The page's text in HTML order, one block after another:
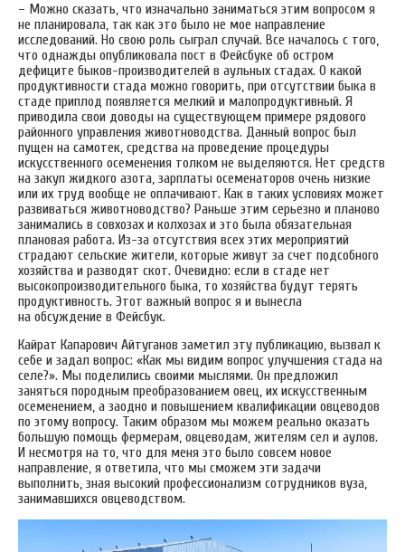
– Можно сказать, что изначально заниматься этим вопросом я
не планировала, так как это было не мое направление
исследований. Но свою роль сыграл случай. Все началось с того,
что однажды опубликовала пост в Фейсбуке об остром
дефиците быков-производителей в аульных стадах. О какой
продуктивности стада можно говорить, при отсутствии быка в
стаде приплод появляется мелкий и малопродуктивный. Я
приводила свои доводы на существующем примере рядового
районного управления животноводства. Данный вопрос был
пущен на самотек, средства на проведение процедуры
искусственного осеменения толком не выделяются. Нет средств
на закуп жидкого азота, зарплаты осеменаторов очень низкие
или их труд вообще не оплачивают. Как в таких условиях может
развиваться животноводство? Раньше этим серьезно и планово
занимались в совхозах и колхозах и это была обязательная
плановая работа. Из-за отсутствия всех этих мероприятий
страдают сельские жители, которые живут за счет подсобного
хозяйства и разводят скот. Очевидно: если в стаде нет
высокопроизводительного быка, то хозяйства будут терять
продуктивность. Этот важный вопрос я и вынесла
на обсуждение в Фейсбук.
Кайрат Капарович Айтуганов заметил эту публикацию, вызвал к
себе и задал вопрос: «Как мы видим вопрос улучшения стада на
селе?». Мы поделились своими мыслями. Он предложил
заняться породным преобразованием овец, их искусственным
осеменением, а заодно и повышением квалификации овцеводов
по этому вопросу. Таким образом мы можем реально оказать
большую помощь фермерам, овцеводам, жителям сел и аулов.
И несмотря на то, что для меня это было совсем новое
направление, я ответила, что мы сможем эти задачи
выполнить, зная высокий профессионализм сотрудников вуза,
занимавшихся овцеводством.